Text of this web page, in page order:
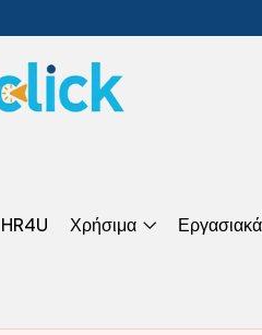
HR4U Χρήσιμα